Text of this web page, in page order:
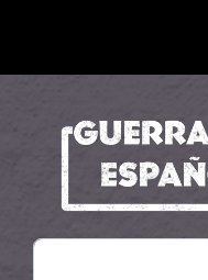
Search